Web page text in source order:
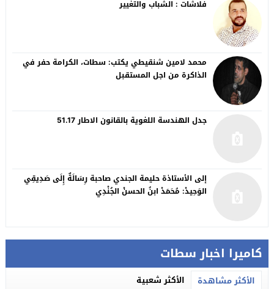
كاميرا اخبار سطات
الأكثر مشاهدة الأكثر شعبية
فلاشات : الشباب والتغيير
محمد لامين شنقيطي يكتب: سطات، الكرامة حفر في
الذاكرة من اجل المستقبل
جدل الهندسة اللغوية بالقانون الاطار 51.17
إلى الأستاذة حليمة الجندي صاحبة رِسَالَةٌ إِلَى صَدِيقِي
الوَحِيدْ: مُحَمَدْ ابنُ الحسنْ الجُنْدِي